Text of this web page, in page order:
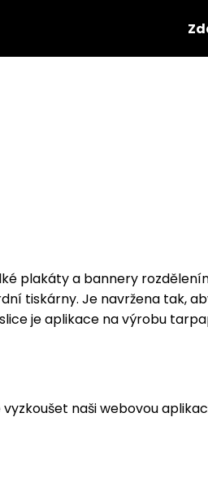
plakáty a bannery
tiskárny. Je navržena tak,
je aplikace na výrobu
naši webovou